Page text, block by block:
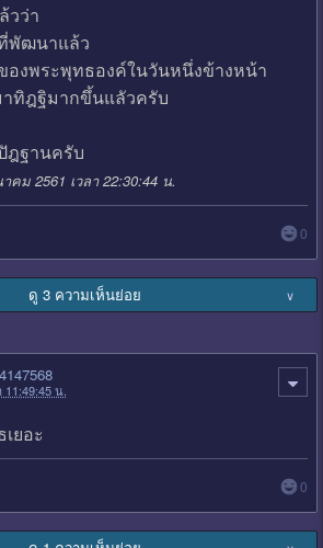
วว่า
พัฒนาแล้ว
องพระพุทธองค์ในวันหนึ่งข้างหน้า
าทิฎฐิมากขึ้นแลัวครับ
ฎฐานครับ
ม 2561 เวลา 22:30:44 น.
0
ดู 3 ความเห็นย่อย ∨
11:49:45 น.
ยอะ
0